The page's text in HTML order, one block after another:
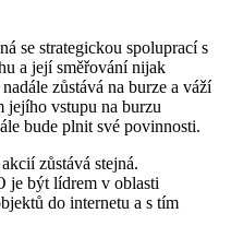
se strategickou spoluprací s
a její směřování nijak
zůstává na burze a váží
jejího vstupu na burzu
bude plnit své povinnosti.
zůstává stejná.
být lídrem v oblasti
do internetu a s tím